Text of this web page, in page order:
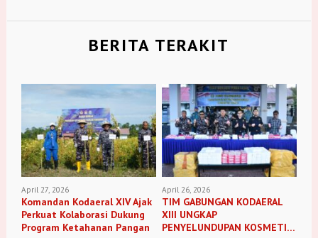
BERITA TERAKIT
April 27, 2026
Komandan Kodaeral XIV Ajak
Perkuat Kolaborasi Dukung
Program Ketahanan Pangan
April 26, 2026
TIM GABUNGAN KODAERAL
XIII UNGKAP
PENYELUNDUPAN KOSMETIK